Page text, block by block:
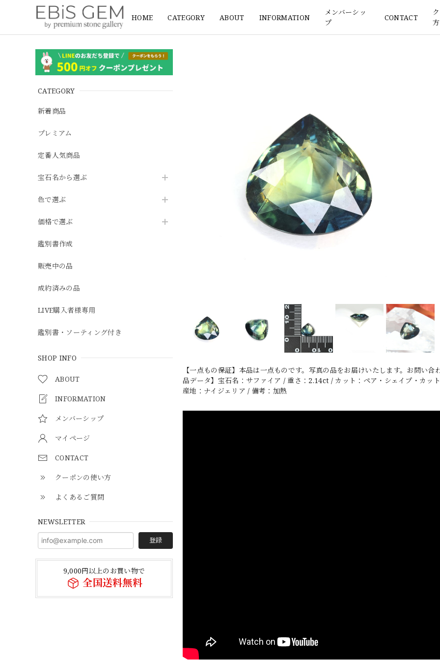
HOME CATEGORY ABOUT INFORMATION
メンバーシッ
プ
CONTACT
方
CATEGORY
新着商品
プレミアム
定番人気商品
宝石名から選ぶ
色で選ぶ
価格で選ぶ
鑑別書作成
販売中の品
成約済みの品
LIVE購入者様専用
鑑別書・ソーティング付き
SHOP INFO
ABOUT
INFORMATION
メンバーシップ
マイページ
CONTACT
クーポンの使い方
よくあるご質問
NEWSLETTER
登録
9,000円以上のお買い物で
全国送料無料
【一点もの保証】本品は一点ものです。写真の品をお届けいたします。お問い
品データ】宝石名：サファイア / 重さ：2.14ct / カット：ペア・シェイプ・カ
産地：ナイジェリア / 備考：加熱